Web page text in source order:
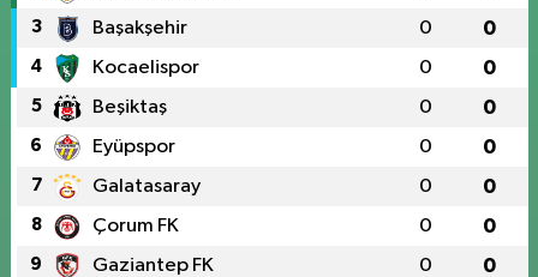
3 Başakşehir 0 0
4 Kocaelispor 0 0
5 Beşiktaş 0 0
6 Eyüpspor 0 0
7 Galatasaray 0 0
8 Çorum FK 0 0
9 Gaziantep FK 0 0